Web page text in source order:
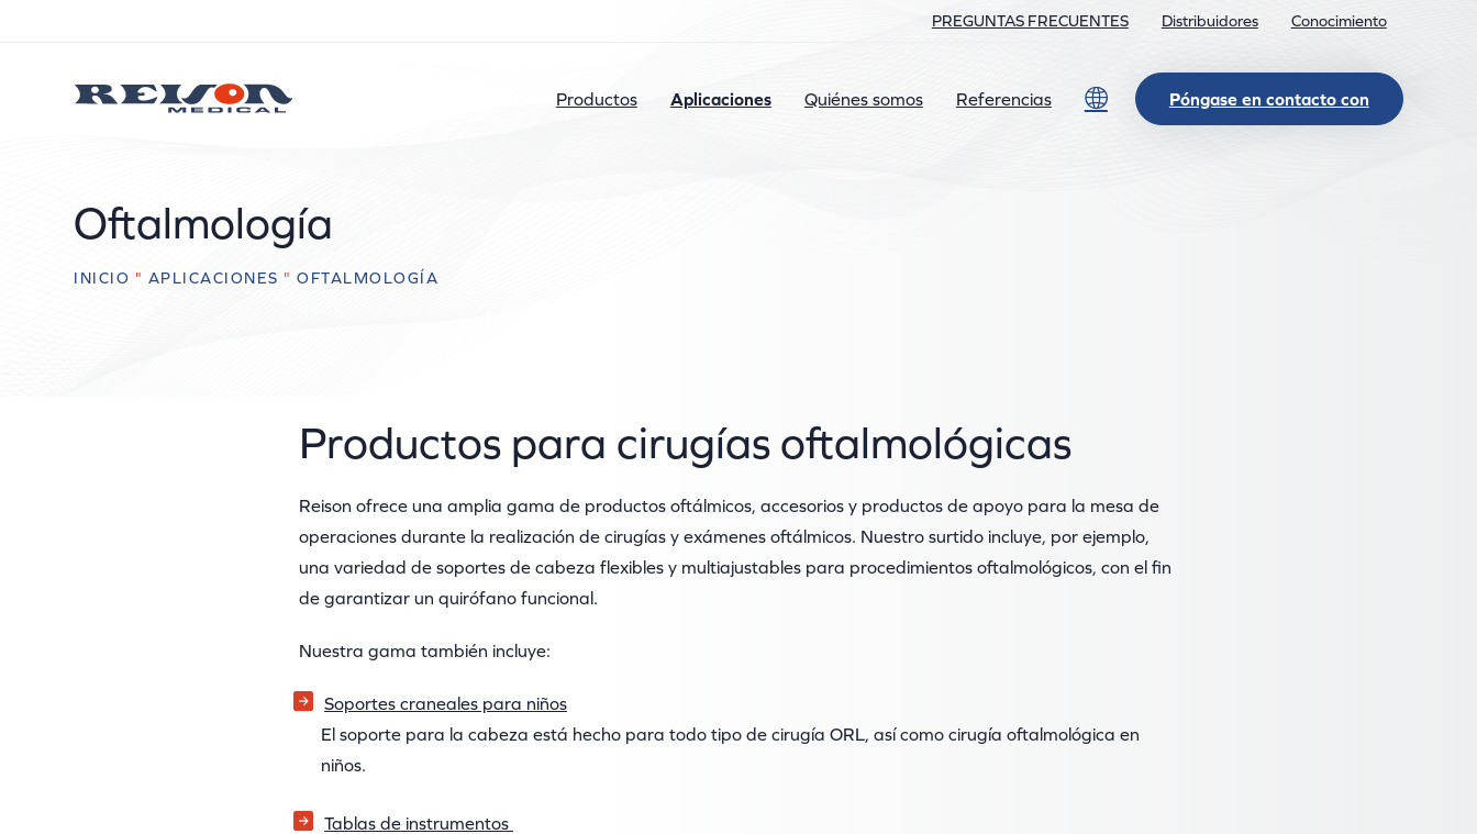
PREGUNTAS FRECUENTES Distribuidores Conocimiento
Productos Aplicaciones Quiénes somos Referencias Lang Póngase en contacto con
Oftalmología
INICIO " APLICACIONES "OFTALMOLOGÍA
Productos para cirugías oftalmológicas
Reison ofrece una amplia gama de productos oftálmicos, accesorios y productos de apoyo para la mesa de
operaciones durante la realización de cirugías y exámenes oftálmicos. Nuestro surtido incluye, por ejemplo,
una variedad de soportes de cabeza flexibles y multiajustables para procedimientos oftalmológicos, con el fin
de garantizar un quirófano funcional.
Nuestra gama también incluye:
Soportes craneales para niños
El soporte para la cabeza está hecho para todo tipo de cirugía ORL, así como cirugía oftalmológica en
niños.
Tablas de instrumentos